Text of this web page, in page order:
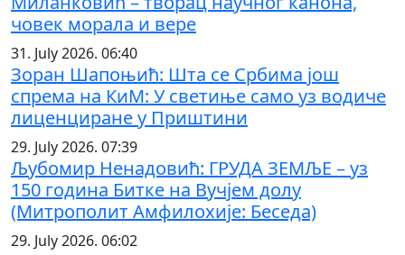
човек морала и вере
31. July 2026. 06:40
Зоран Шапоњић: Шта се Србима још
спрема на КиМ: У светиње само уз водиче
лиценциране у Приштини
29. July 2026. 07:39
Љубомир Ненадовић: ГРУДА ЗЕМЉЕ – уз
150 година Битке на Вучјем долу
(Митрополит Амфилохије: Беседа)
29. July 2026. 06:02